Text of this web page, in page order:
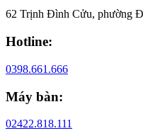
62 Trịnh Đình Cửu, phường
Hotline:
0398.661.666
Máy bàn:
02422.818.111